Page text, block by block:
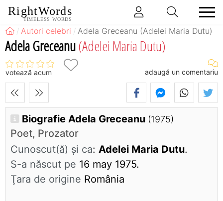
RightWords
TIMELESS WORDS
Autori celebri Adela Greceanu (Adelei Maria Dutu)
Adela Greceanu(Adelei Maria Dutu)
votează acum adaugă un comentariu
Biografie Adela Greceanu (1975)
Poet, Prozator
Cunoscut(ă) și ca: Adelei Maria Dutu.
S-a născut pe 16 may 1975.
Ţara de origine România